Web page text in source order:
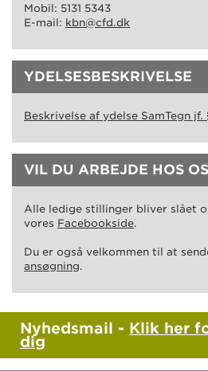
Mobil: 5131 5343
E-mail: kbn@cfd.dk
YDELSESBESKRIVELSE
Beskrivelse af ydelse SamTegn jf.
VIL DU ARBEJDE HOS
Alle ledige stillinger bliver slået
vores Facebookside.
Du er også velkommen til at
ansøgning.
Nyhedsmail - Klik her
dig